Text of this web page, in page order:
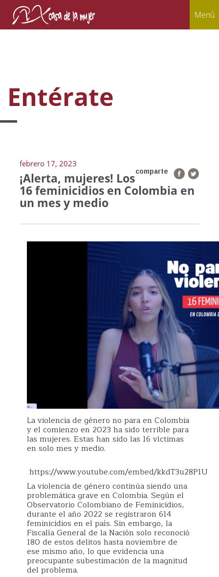
Menú
Entérate
febrero 17, 2023
comparte
¡Alerta, mujeres! Los
16 feminicidios en Colombia en
un mes y medio
La violencia de género no para en Colombia
y el comienzo en 2023 ha sido terrible para
las mujeres. Estas han sido las 16 víctimas
en solo mes y medio.
https://www.youtube.com/embed/kkdT3u28P1U
La violencia de género continúa siendo una
problemática grave en Colombia. Según el
Observatorio Colombiano de Feminicidios,
durante el año 2022 se registraron 614
feminicidios en el país. Sin embargo, la
Fiscalía General de la Nación solo reconoció
180 de estos delitos hasta noviembre de
ese mismo año, lo que evidencia una
preocupante subestimación de la magnitud
del problema.